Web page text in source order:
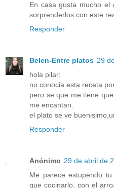
En casa gusta mucho el
sorprenderlos con este
Responder
Belen-Entre platos 29
hola pilar:
no conocia esta receta
pero se que me tiene
me encantan.
el plato se ve
Responder
Anónimo 29 de abril de
Me parece estupendo
que cocinarlo, con el